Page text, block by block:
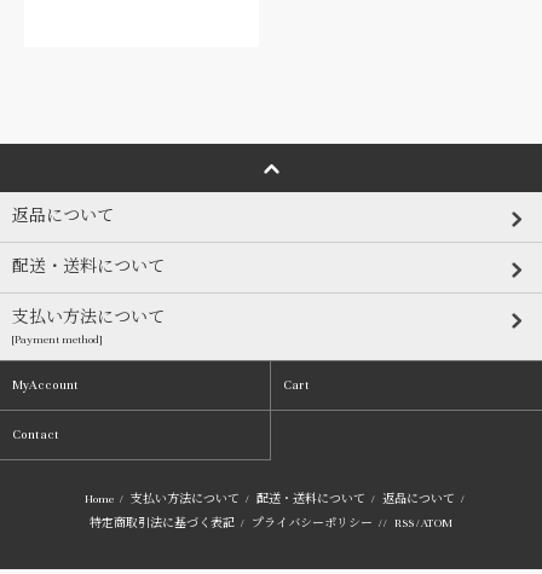
返品について
配送・送料について
支払い方法について
[Payment method]
MyAccount Cart
Contact
Home / 支払い方法について / 配送・送料について / 返品について /
特定商取引法に基づく表記 / プライバシーポリシー / / RSS/ATOM